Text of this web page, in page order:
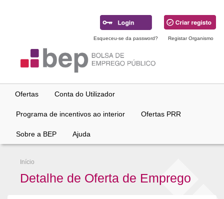
Esqueceu-se da password? Registar Organismo
Ofertas Conta do Utilizador
Programa de incentivos ao interior Ofertas PRR
Sobre a BEP Ajuda
Início
Detalhe de Oferta de Emprego